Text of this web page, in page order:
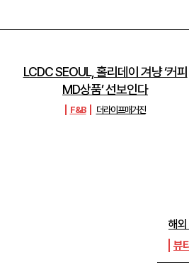
LCDC SEOUL, 홀리데이 겨냥 ‘커피
MD상품’ 선보인다
F&B 더라이프매거진
해
뷰